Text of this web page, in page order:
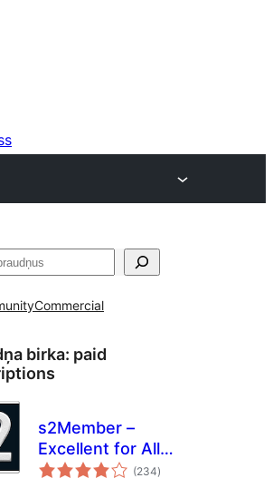
Commercial
birka: paid
s2Member –
Excellent for All
Kinds of
(234vērtējumu
)